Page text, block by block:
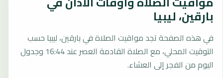
بارقين، ليبيا
في هذه الصفحة تجد مواقيت الصلاة في بارقين، ليبيا حسب
التوقيت المحلي، مع الصلاة القادمة العصر عند 16:44 وجدول
اليوم من الفجر إلى العشاء.